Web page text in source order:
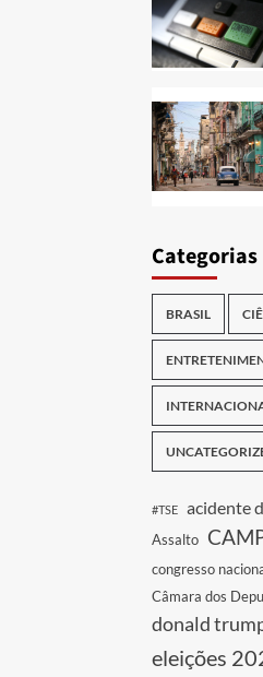
Categorias
BRASIL
#TSE acidente
Assalto
congresso
Câmara dos
donald
eleições